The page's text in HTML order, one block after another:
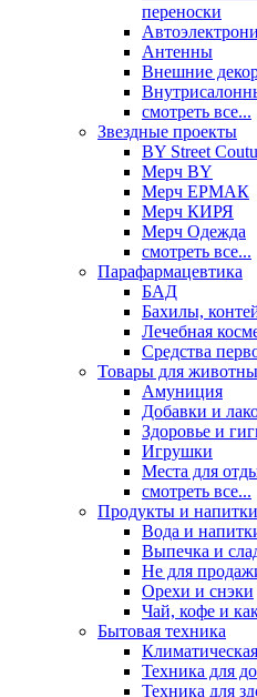
переноски
Антенны
Внешние
смотреть все...
Звездные проекты
BY Street
Мерч BY
Мерч ЕРМАК
Мерч КИРЯ
Мерч Одежда
смотреть все...
Парафармацевтика
БАД
Бахилы,
Лечебная
Средства
Товары для
Амуниция
Добавки и
Здоровье и
Игрушки
Места для
смотреть все...
Продукты и напитки
Вода и
Выпечка и
Не для
Орехи и снэки
Чай, кофе и
Бытовая техника
Техника для
Техника для